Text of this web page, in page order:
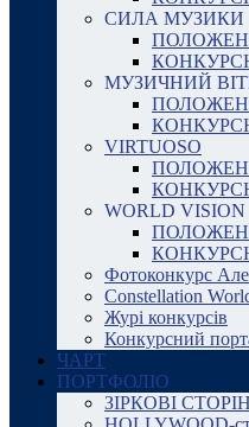
СИЛА МУЗИКИ
МУЗИЧНИЙ
VIRTUOSO
WORLD VISION
Фотоконкурс
Constellation
Журі конкурсів
Конкурсний
ЧАРТ
ПОРТФОЛІО
ЗІРКОВІ